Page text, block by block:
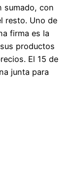
sumado, con
resto. Uno de
firma es la
productos
El 15 de
junta para